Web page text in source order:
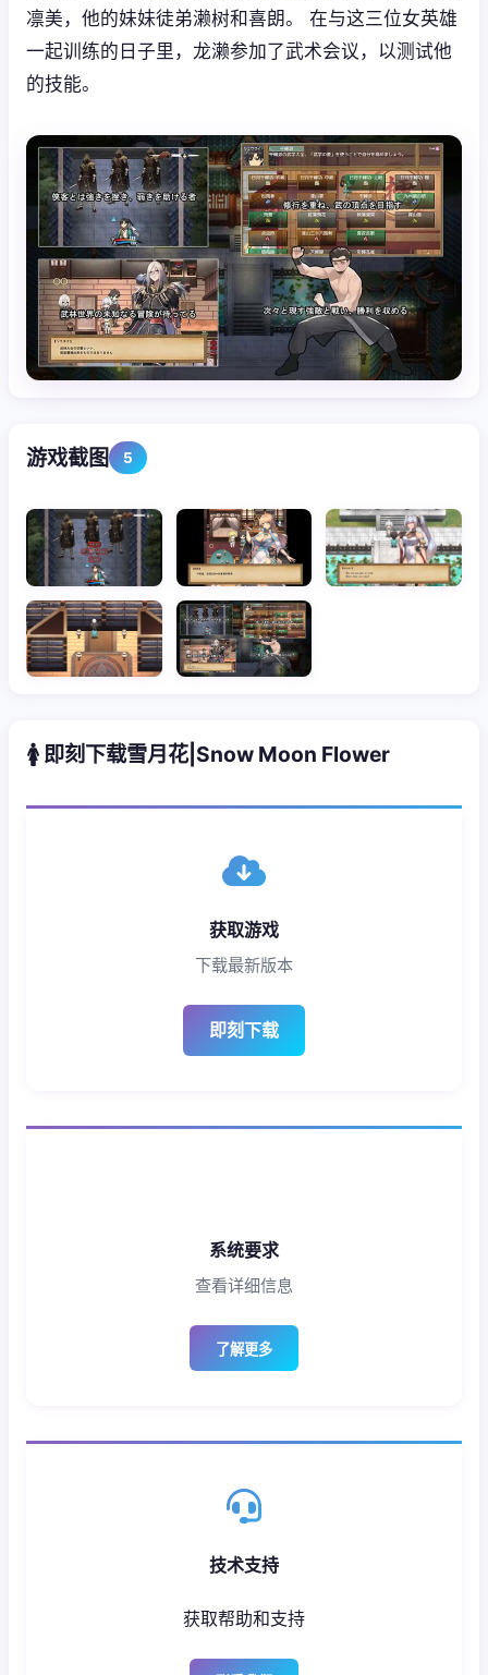
凛美，他的妹妹徒弟濑树和喜朗。 在与这三位女英雄
一起训练的日子里，龙濑参加了武术会议，以测试他
的技能。
游戏截图 5
🚺 即刻下载雪月花|Snow Moon Flower
获取游戏
下载最新版本
即刻下载
系统要求
查看详细信息
了解更多
技术支持
获取帮助和支持